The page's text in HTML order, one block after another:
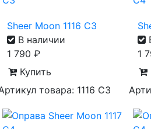
Sheer Moon 1116 C3
В наличии
1 790 ₽
Купить
товара: 1116 С3
1